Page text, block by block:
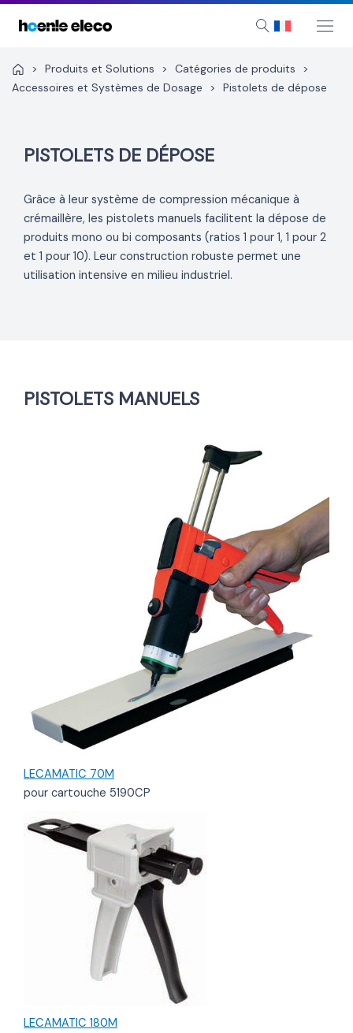
Aller
> Produits et Solutions > Catégories de produits
>
Accessoires et Systèmes de Dosage
> Pistolets de dépose
PISTOLETS DE DÉPOSE
Grâce à leur système de compression mécanique à
crémaillère, les pistolets manuels facilitent la dépose de
produits mono ou bi composants (ratios 1 pour 1, 1 pour 2
et 1 pour 10). Leur construction robuste permet une
utilisation intensive en milieu industriel.
PISTOLETS MANUELS
LECAMATIC 70M
pour cartouche 5190CP
LECAMATIC 180M